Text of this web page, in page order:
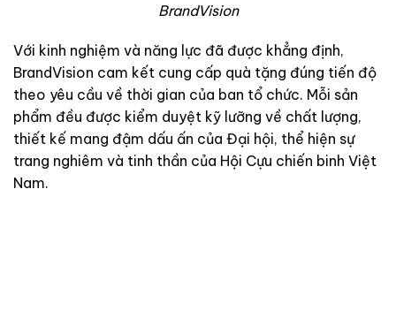
BrandVision
Với kinh nghiệm và năng lực đã được khẳng định,
BrandVision cam kết cung cấp quà tặng đúng tiến độ
theo yêu cầu về thời gian của ban tổ chức. Mỗi sản
phẩm đều được kiểm duyệt kỹ lưỡng về chất lượng,
thiết kế mang đậm dấu ấn của Đại hội, thể hiện sự
trang nghiêm và tinh thần của Hội Cựu chiến binh Việt
Nam.